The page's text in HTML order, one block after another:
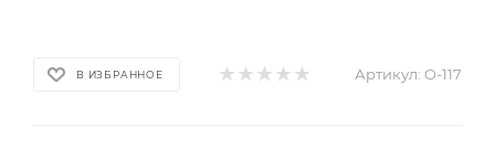
В ИЗБРАННОЕ Артикул: O-117